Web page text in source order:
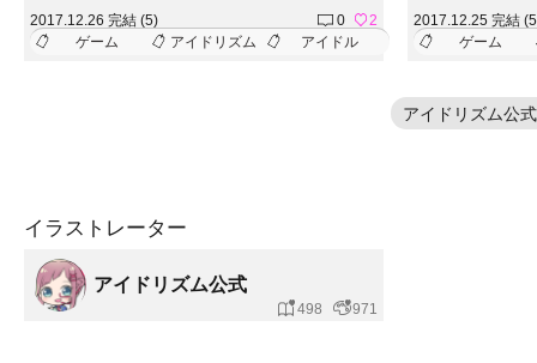
ついてもっと詳しく！◆★描き下ろし新作ストーリ
ー！！「アイドリズム～Brand New Stage～」http
s://storie.jp/creator/story/11164★ゲーム版メインスト
2017.12.26 完結 (5) 0
2
ゲーム
アイドリズム アイドル
e/h-
く！◆★描き下ろ
ズム～Brand
ator/story/
みるるる～＊ ※
2017.12.25 完結
ゲーム
アイドリズム公
イラストレーター
アイドリズム公式
498 971